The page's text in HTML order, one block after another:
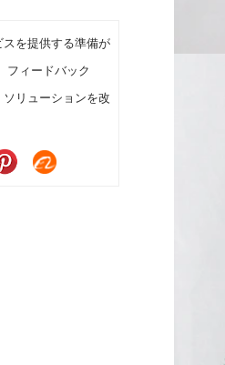
顧客セグメントに対
タの装飾を選択す
上と消費者の満足
を提供する準備が
フィードバック
リューションを改